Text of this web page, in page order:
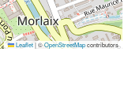
Leaflet |©OpenStreetMapcontributors